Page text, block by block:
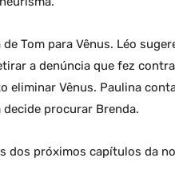
Tom para Vênus. Léo
a denúncia que fez
eliminar Vênus. Paulina
procurar Brenda.
dos próximos capítulos da